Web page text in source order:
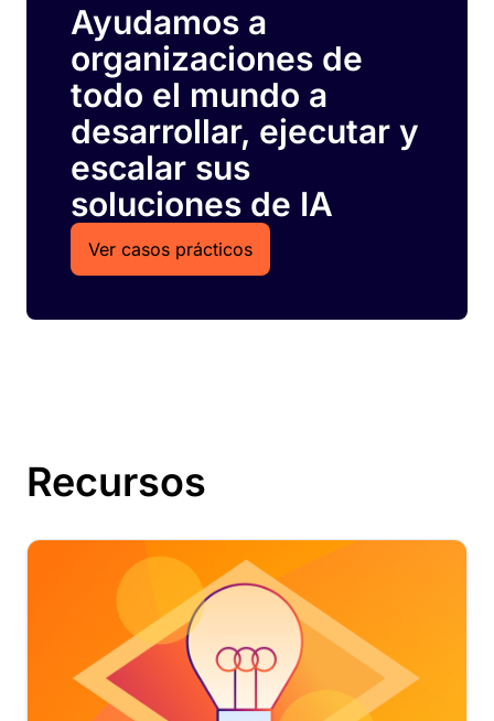
Ayudamos a
organizaciones de
todo el mundo a
desarrollar, ejecutar y
escalar sus
soluciones de IA
Ver casos prácticos
Recursos